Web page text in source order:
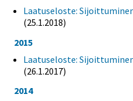
Laatuseloste:
(25.1.2018)
2015
Laatuseloste:
(26.1.2017)
2014